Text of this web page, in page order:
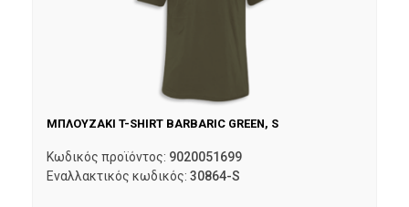
ΜΠΛΟΥΖΑΚΙ T-SHIRT BARBARIC GREEN, S
Κωδικός προϊόντος: 9020051699
Εναλλακτικός κωδικός: 30864-S